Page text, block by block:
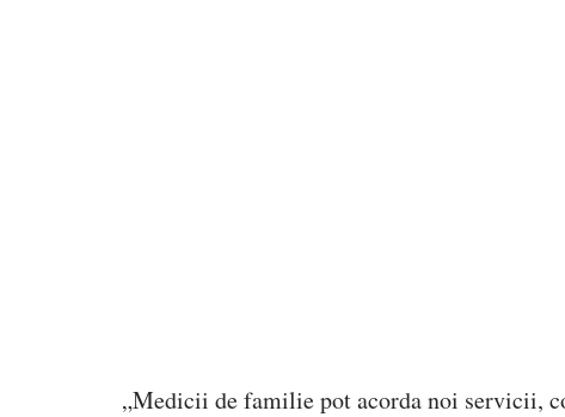
„Medicii de familie pot acorda noi servicii,